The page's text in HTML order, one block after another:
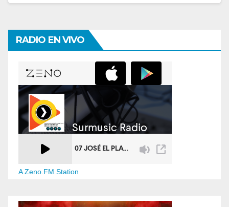
RADIO EN VIVO
A Zeno.FM Station